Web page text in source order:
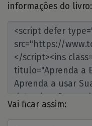
informações do livro:
Vai ficar assim: